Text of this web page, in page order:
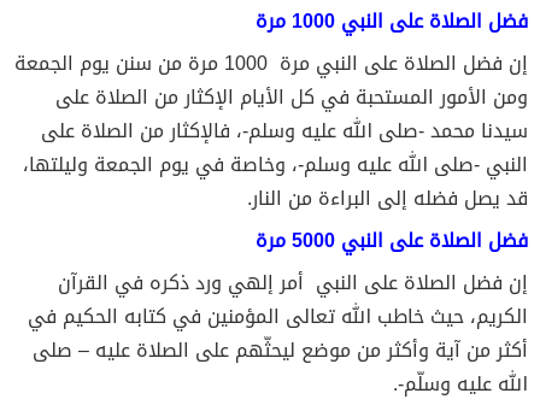
فضل الصلاة على النبي 1000 مرة
إن فضل الصلاة على النبي
مرة 1000 مرة من سنن يوم الجمعة
ومن الأمور المستحبة في كل الأيام الإكثار من الصلاة على
سيدنا محمد -صلى الله عليه وسلم-، فالإكثار من الصلاة على
النبي -صلى الله عليه وسلم-، وخاصة في يوم الجمعة وليلتها،
قد يصل فضله إلى البراءة من النار.
فضل الصلاة على النبي 5000 مرة
إن فضل الصلاة على النبي أمر إلهي ورد ذكره في القرآن
الكريم، حيث خاطب الله تعالى المؤمنين في كتابه الحكيم في
أكثر من آية وأكثر من موضع ليحثّهم على الصلاة عليه – صلى
الله عليه وسلّم-.